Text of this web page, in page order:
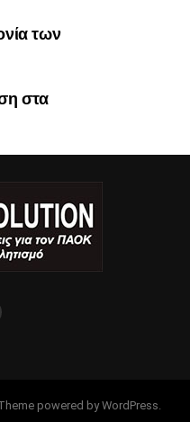
των
στα
powered by WordPress.